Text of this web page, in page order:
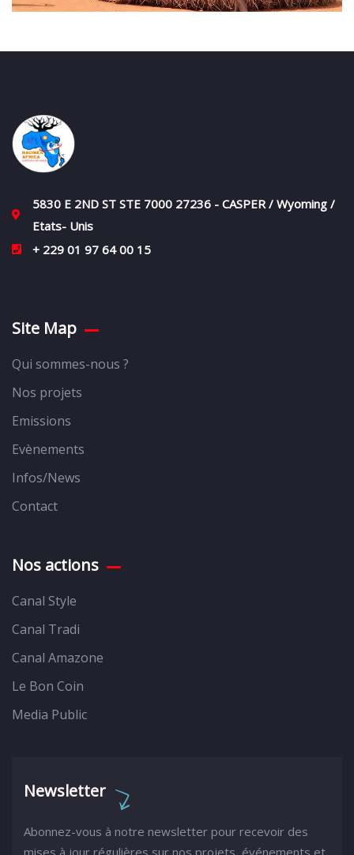
5830 E 2ND ST STE 7000 27236 - CASPER / Wyoming /
Etats- Unis
+ 229 01 97 64 00 15
Site Map
Qui sommes-nous ?
Nos projets
Emissions
Evènements
Infos/News
Contact
Nos actions
Canal Style
Canal Tradi
Canal Amazone
Le Bon Coin
Media Public
Newsletter
Abonnez-vous à notre newsletter pour recevoir des